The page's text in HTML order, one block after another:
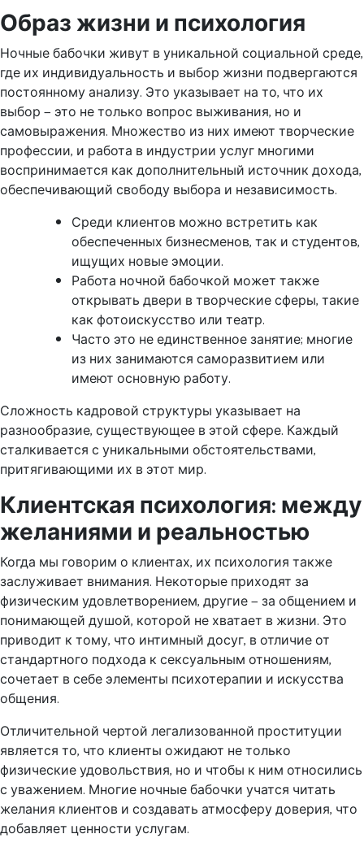
Образ жизни и психология
Ночные бабочки живут в уникальной социальной среде,
где их индивидуальность и выбор жизни подвергаются
постоянному анализу. Это указывает на то, что их
выбор — это не только вопрос выживания, но и
самовыражения. Множество из них имеют творческие
профессии, и работа в индустрии услуг многими
воспринимается как дополнительный источник дохода,
обеспечивающий свободу выбора и независимость.
Среди клиентов можно встретить как
обеспеченных бизнесменов, так и студентов,
ищущих новые эмоции.
Работа ночной бабочкой может также
открывать двери в творческие сферы, такие
как фотоискусство или театр.
Часто это не единственное занятие; многие
из них занимаются саморазвитием или
имеют основную работу.
Сложность кадровой структуры указывает на
разнообразие, существующее в этой сфере. Каждый
сталкивается с уникальными обстоятельствами,
притягивающими их в этот мир.
Клиентская психология: между
желаниями и реальностью
Когда мы говорим о клиентах, их психология также
заслуживает внимания. Некоторые приходят за
физическим удовлетворением, другие — за общением и
понимающей душой, которой не хватает в жизни. Это
приводит к тому, что интимный досуг, в отличие от
стандартного подхода к сексуальным отношениям,
сочетает в себе элементы психотерапии и искусства
общения.
Отличительной чертой легализованной проституции
является то, что клиенты ожидают не только
физические удовольствия, но и чтобы к ним относились
с уважением. Многие ночные бабочки учатся читать
желания клиентов и создавать атмосферу доверия, что
добавляет ценности услугам.